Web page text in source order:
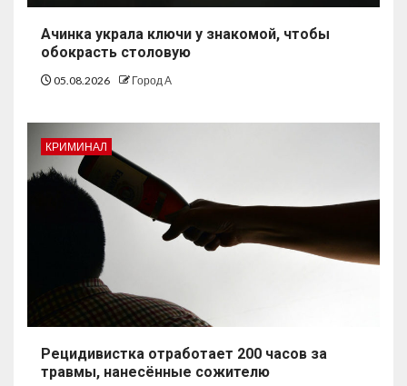
Ачинка украла ключи у знакомой, чтобы
обокрасть столовую
05.08.2026 Город А
КРИМИНАЛ
Рецидивистка отработает 200 часов за
травмы, нанесённые сожителю